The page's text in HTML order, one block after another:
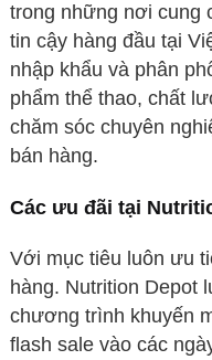
trong những nơi cung
tin cậy hàng đầu tại
nhập khẩu và phân
phẩm thể thao, chất
chăm sóc chuyên
bán hàng.
Các ưu đãi tại
Với mục tiêu luôn ưu
hàng. Nutrition Depot
chương trình khuyến
flash sale vào các